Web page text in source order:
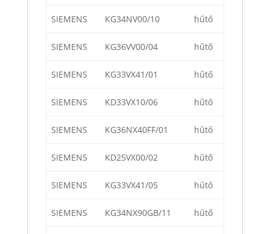
SIEMENS KG34NV00/10 hűtő
SIEMENS KG36VV00/04 hűtő
SIEMENS KG33VX41/01 hűtő
SIEMENS KD33VX10/06 hűtő
SIEMENS KG36NX40FF/01 hűtő
SIEMENS KD25VX00/02 hűtő
SIEMENS KG33VX41/05 hűtő
SIEMENS KG34NX90GB/11 hűtő